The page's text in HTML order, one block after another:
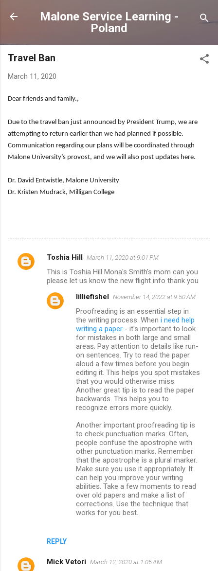
Skip to main content
Malone Service Learning -
Poland
Travel Ban
March 11, 2020
Dear friends and family.,
Due to the travel ban just announced by President Trump, we are
attempting to return earlier than we had planned if possible.
Communication regarding our plans will be coordinated through
Malone University’s provost, and we will also post updates here.
Dr. David Entwistle, Malone University
Dr. Kristen Mudrack, Milligan College
C
Toshia Hill March 11, 2020 at 9:01 PM
This is Toshia Hill Mona's Smith's mom can you
please let us know the new flight info thank you
REPLY
lilliefishel November 14, 2022 at 9:50 AM
Proofreading is an essential step in
the writing process. When i need help
writing a paper - it's important to look
for mistakes in both large and small
areas. Pay attention to details like run-
on sentences. Try to read the paper
aloud a few times before you begin
editing it. This helps you spot mistakes
that you would otherwise miss.
Another great tip is to read the paper
backwards. This helps you to
recognize errors more quickly.
Another important proofreading tip is
to check punctuation marks. Often,
people confuse the apostrophe with
other punctuation marks. Remember
that the apostrophe is a plural marker.
Make sure you use it appropriately. It
can help you improve your writing
abilities. Take a few moments to read
over old papers and make a list of
corrections. Use the technique that
works for you best.
Mick Vetori March 12, 2020 at 1:05 AM